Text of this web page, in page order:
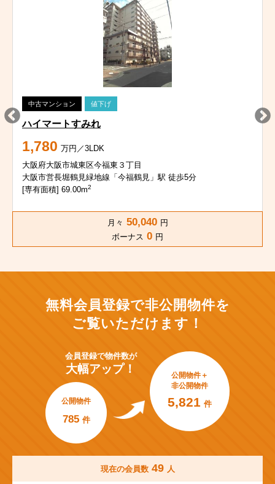
中古マンション 値下げ
ハイマートすみれ
1,780 万円／3LDK
大阪府大阪市城東区今福東３丁目
大阪市営長堀鶴見緑地線「今福鶴見」駅 徒歩5分
[専有面積] 69.00m2
月々 50,040 円
ボーナス 0 円
無料会員登録で非公開物件を
ご覧いただけます！
会員登録で物件数が
大幅アップ！
公開物件
785 件
公開物件＋
非公開物件
5,821 件
現在の会員数 49 人